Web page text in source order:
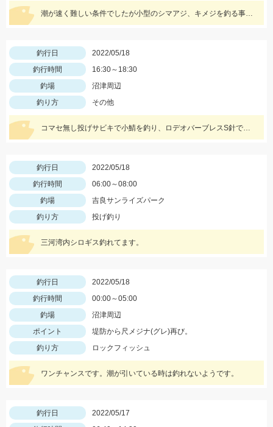
潮が速く難しい条件でしたが小型のシマアジ、キメジを釣る事ができました。
釣行日
2022/05/18
釣行時間
16:30～18:30
釣場
沼津周辺
釣り方
その他
コマセ無し投げサビキで小鯖を釣り、ロデオバーブレスS針で泳がせしてヒラメゲット。
釣行日
2022/05/18
釣行時間
06:00～08:00
釣場
吉良サンライズパーク
釣り方
投げ釣り
三河湾内シロギス釣れてます。
釣行日
2022/05/18
釣行時間
00:00～05:00
釣場
沼津周辺
ポイント
堤防から尺メジナ(グレ)再び。
釣り方
ロックフィッシュ
ワンチャンスです。潮が引いている時は釣れないようです。
釣行日
2022/05/17